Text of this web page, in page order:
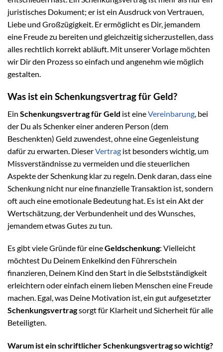
juristisches Dokument; er ist ein Ausdruck von Vertrauen,
Liebe und Großzügigkeit. Er ermöglicht es Dir, jemandem
eine Freude zu bereiten und gleichzeitig sicherzustellen, dass
alles rechtlich korrekt abläuft. Mit unserer Vorlage möchten
wir Dir den Prozess so einfach und angenehm wie möglich
gestalten.
Was ist ein Schenkungsvertrag für Geld?
Ein Schenkungsvertrag für Geld ist eineVereinbarung , bei
der Du als Schenker einer anderen Person (dem
Beschenkten) Geld zuwendest, ohne eine Gegenleistung
dafür zu erwarten. DieserVertrag ist besonders wichtig, um
Missverständnisse zu vermeiden und die steuerlichen
Aspekte der Schenkung klar zu regeln. Denk daran, dass eine
Schenkung nicht nur eine finanzielle Transaktion ist, sondern
oft auch eine emotionale Bedeutung hat. Es ist ein Akt der
Wertschätzung, der Verbundenheit und des Wunsches,
jemandem etwas Gutes zu tun.
Es gibt viele Gründe für eineGeldschenkung: Vielleicht
möchtest Du Deinem Enkelkind den Führerschein
finanzieren, Deinem Kind den Start in die Selbstständigkeit
erleichtern oder einfach einem lieben Menschen eine Freude
machen. Egal, was Deine Motivation ist, ein gut aufgesetzter
Schenkungsvertragsorgt für Klarheit und Sicherheit für alle
Beteiligten.
Warum ist ein schriftlicher Schenkungsvertrag so wichtig?